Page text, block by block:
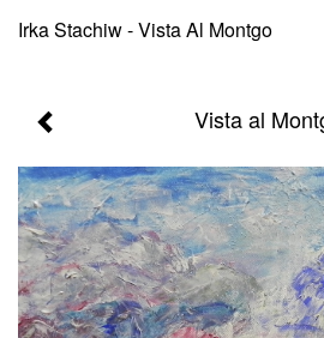
Irka Stachiw - Vista Al Montgo
Vista al